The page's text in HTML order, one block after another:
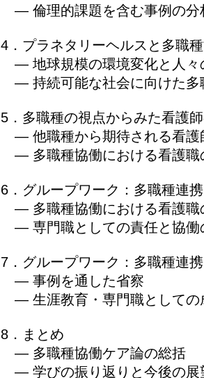
― 倫理的課題を含む事例の分
4．プラネタリーヘルスと多職
― 地球規模の環境変化と人々
― 持続可能な社会に向けた多
5．多職種の視点からみた看護
― 他職種から期待される看護
― 多職種協働における看護職
6．グループワーク：多職種連
― 多職種協働における看護職
― 専門職としての責任と協働
7．グループワーク：多職種連
― 事例を通した省察
― 生涯教育・専門職としての
8．まとめ
― 多職種協働ケア論の総括
― 学びの振り返りと今後の展